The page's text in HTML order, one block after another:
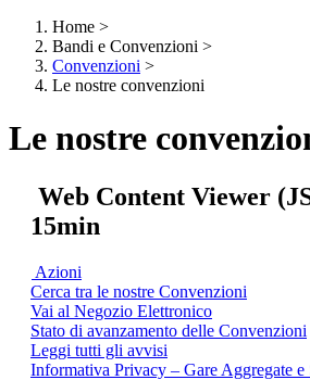
Home >
Bandi e Convenzioni >
Convenzioni >
Le nostre convenzioni
Le nostre
Web Content Viewer
15min
Azioni
Cerca tra le nostre Convenzioni
Vai al Negozio Elettronico
Stato di avanzamento delle Convenzioni
Leggi tutti gli avvisi
Informativa Privacy – Gare Aggregate e